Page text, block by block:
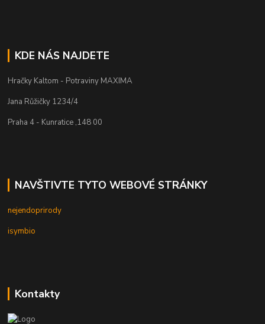
KDE NÁS NAJDETE
Hračky Kaltom - Potraviny MAXIMA
Jana Růžičky 1234/4
Praha 4 - Kunratice ,148 00
NAVŠTIVTE TYTO WEBOVÉ STRÁNKY
nejendoprirody
isymbio
Kontakty